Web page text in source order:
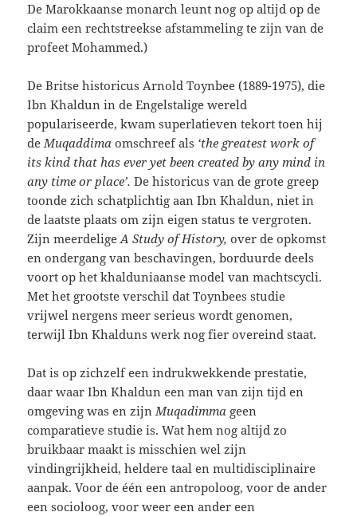
De Marokkaanse monarch leunt nog op altijd op de
claim een rechtstreekse afstammeling te zijn van de
profeet Mohammed.)
De Britse historicus Arnold Toynbee (1889-1975), die
Ibn Khaldun in de Engelstalige wereld
populariseerde, kwam superlatieven tekort toen hij
deMuqaddima omschreef als ‘the greatest work of
its kind that has ever yet been created by any mind in
any time or place’. De historicus van de grote greep
toonde zich schatplichtig aan Ibn Khaldun, niet in
de laatste plaats om zijn eigen status te vergroten.
Zijn meerdeligeA Study of History, over de opkomst
en ondergang van beschavingen, borduurde deels
voort op het khalduniaanse model van machtscycli.
Met het grootste verschil dat Toynbees studie
vrijwel nergens meer serieus wordt genomen,
terwijl Ibn Khalduns werk nog fier overeind staat.
Dat is op zichzelf een indrukwekkende prestatie,
daar waar Ibn Khaldun een man van zijn tijd en
omgeving was en zijnMuqadimma geen
comparatieve studie is. Wat hem nog altijd zo
bruikbaar maakt is misschien wel zijn
vindingrijkheid, heldere taal en multidisciplinaire
aanpak. Voor de één een antropoloog, voor de ander
een socioloog, voor weer een ander een